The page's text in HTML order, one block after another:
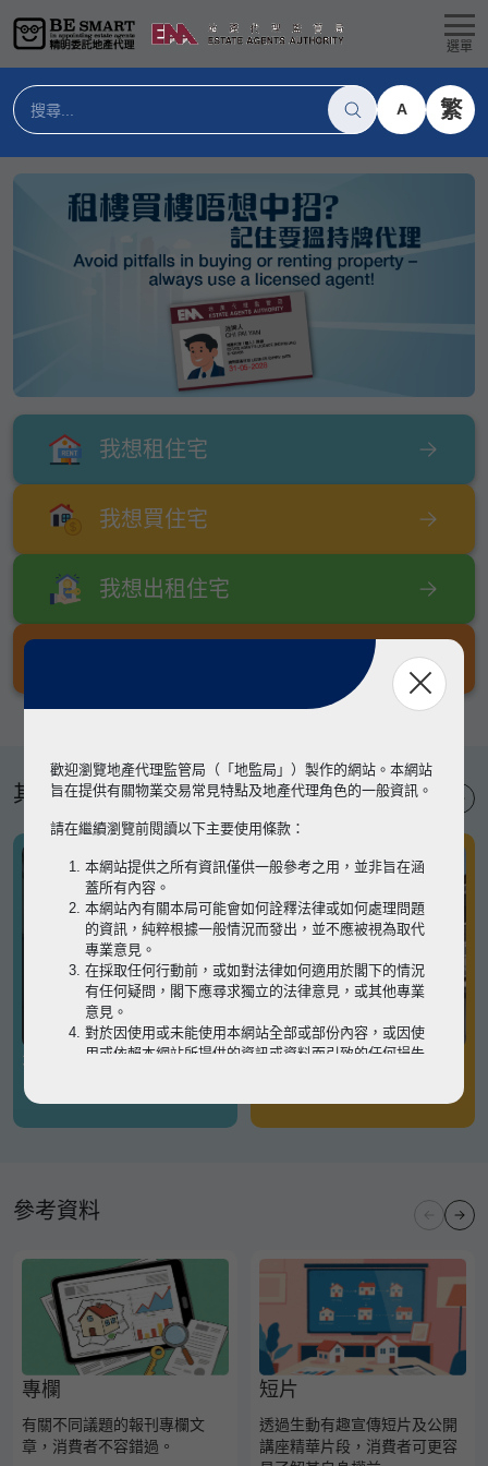
選單
A 繁
我想租住宅
我想買住宅
我想出租住宅
其他專題
有關凶宅
參考資料
專欄
有關不同議題的報刊專欄文
章，消費者不容錯過。
短片
透過生動有趣宣傳短片及公開
講座精華片段，消費者可更容
歡迎瀏覽地產代理監管局（「地監局」）製作的網站。本網站
旨在提供有關物業交易常見特點及地產代理角色的一般資訊。
請在繼續瀏覽前閱讀以下主要使用條款：
本網站提供之所有資訊僅供一般參考之用，並非旨在涵
蓋所有內容。
本網站內有關本局可能會如何詮釋法律或如何處理問題
的資訊，純粹根據一般情況而發出，並不應被視為取代
專業意見。
在採取任何行動前，或如對法律如何適用於閣下的情況
有任何疑問，閣下應尋求獨立的法律意見，或其他專業
意見。
對於因使用或未能使用本網站全部或部份內容，或因使
用或依賴本網站所提供的資訊或資料而引致的任何損失
瀏覽以細閱本網站使用條款的完整版本。如有任